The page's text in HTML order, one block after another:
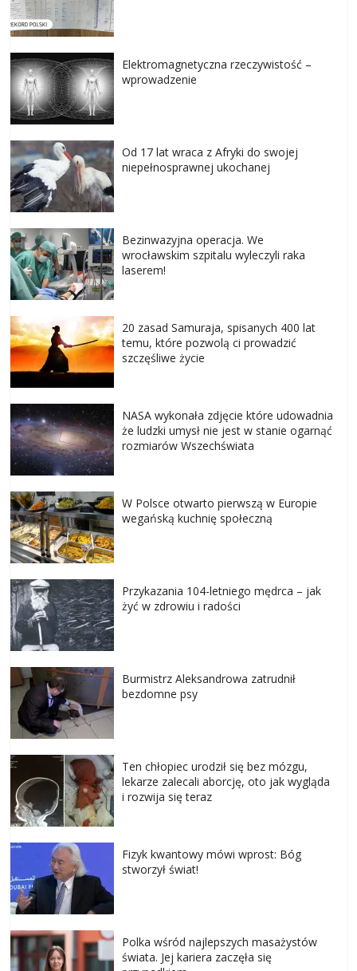
Elektromagnetyczna rzeczywistość –
wprowadzenie
Od 17 lat wraca z Afryki do swojej
niepełnosprawnej ukochanej
Bezinwazyjna operacja. We
wrocławskim szpitalu wyleczyli raka
laserem!
20 zasad Samuraja, spisanych 400 lat
temu, które pozwolą ci prowadzić
szczęśliwe życie
NASA wykonała zdjęcie które udowadnia
że ludzki umysł nie jest w stanie ogarnąć
rozmiarów Wszechświata
W Polsce otwarto pierwszą w Europie
wegańską kuchnię społeczną
Przykazania 104-letniego mędrca – jak
żyć w zdrowiu i radości
Burmistrz Aleksandrowa zatrudnił
bezdomne psy
Ten chłopiec urodził się bez mózgu,
lekarze zalecali aborcję, oto jak wygląda
i rozwija się teraz
Fizyk kwantowy mówi wprost: Bóg
stworzył świat!
Polka wśród najlepszych masażystów
świata. Jej kariera zaczęła się